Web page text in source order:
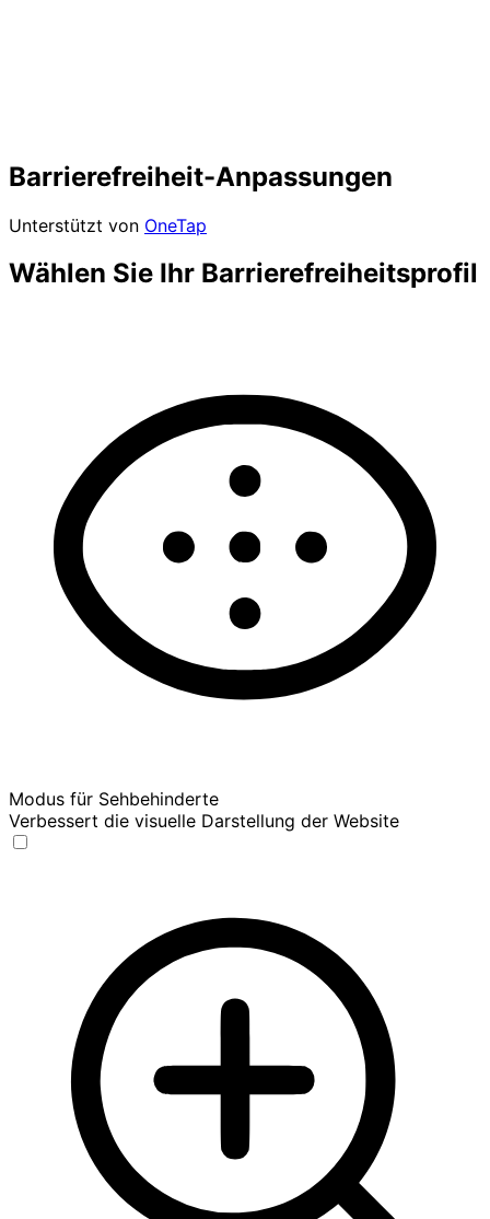
Barrierefreiheit-Anpassungen
Unterstützt von OneTap
Wählen Sie Ihr Barrierefreiheitsprofil
Modus für Sehbehinderte
Verbessert die visuelle Darstellung der Website